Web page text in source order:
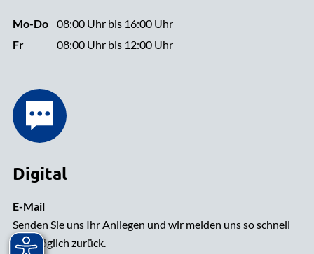
Mo-Do
Fr
08:00 Uhr bis 16:00 Uhr
08:00 Uhr bis 12:00 Uhr
Digital
E-Mail
Senden Sie uns Ihr Anliegen und wir melden uns so schnell
wie möglich zurück.